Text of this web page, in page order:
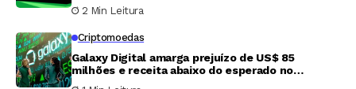
que termina nesta sexta-feira
2 Min Leitura
Criptomoedas
Galaxy Digital amarga prejuízo de US$ 85
milhões e receita abaixo do esperado no
segundo trimestre